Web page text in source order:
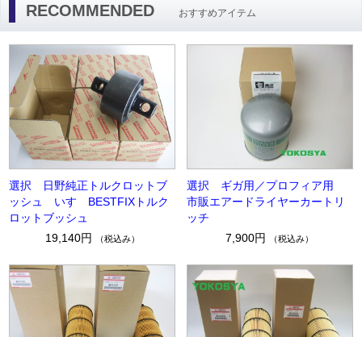
RECOMMENDED おすすめアイテム
選択 日野純正トルクロットブ
ッシュ いすゞBESTFIXトルク
ロットブッシュ
19,140円
（税込み）
選択 ギガ用／プロフィア用
市販エアードライヤーカートリ
ッチ
7,900円
（税込み）